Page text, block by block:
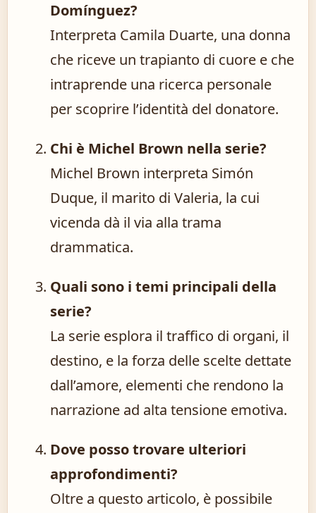
Domínguez?
Interpreta Camila Duarte, una donna
che riceve un trapianto di cuore e che
intraprende una ricerca personale
per scoprire l’identità del donatore.
Chi è Michel Brown nella serie?
Michel Brown interpreta Simón
Duque, il marito di Valeria, la cui
vicenda dà il via alla trama
drammatica.
Quali sono i temi principali della
serie?
La serie esplora il traffico di organi, il
destino, e la forza delle scelte dettate
dall’amore, elementi che rendono la
narrazione ad alta tensione emotiva.
Dove posso trovare ulteriori
approfondimenti?
Oltre a questo articolo, è possibile